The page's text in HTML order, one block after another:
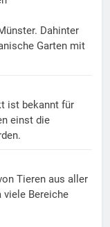
Dahinter
Garten mit
ist bekannt für
einst die
Tieren aus aller
viele Bereiche